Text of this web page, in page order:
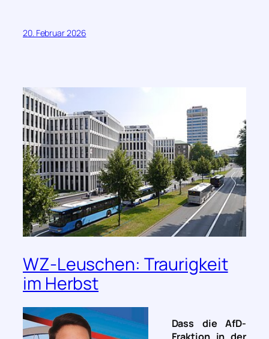
20. Februar 2026
WZ-Leuschen: Traurigkeit
im Herbst
Dass die AfD-